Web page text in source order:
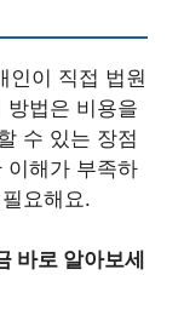
인이 직접 법원
방법은 비용을
수 있는 장점
이해가 부족하
요해요.
바로 알아보세